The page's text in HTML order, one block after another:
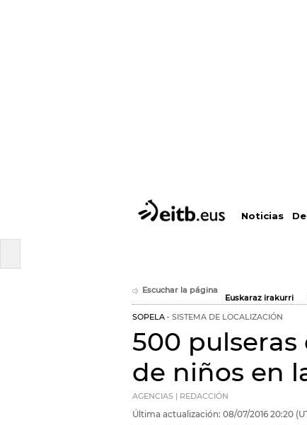
Noticias
Escuchar la página
Euskaraz irakurri
SOPELA SISTEMA DE LOCALIZACIÓN
500
de niños en
AGENCIAS | REDACCIÓN
Última actualización: 08/07/2016 20:20